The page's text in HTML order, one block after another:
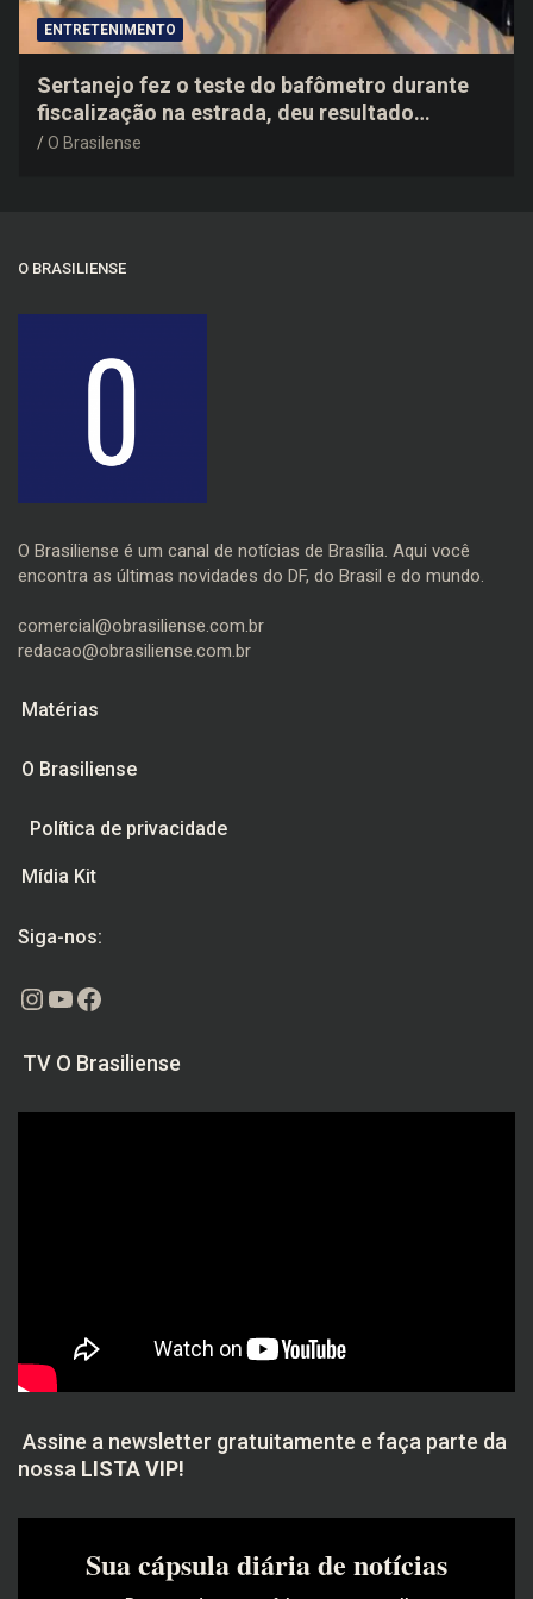
ENTRETENIMENTO
Sertanejo fez o teste do bafômetro durante
fiscalização na estrada, deu resultado
negativo e elogiou o trabalho dos agentes de
O Brasilense
O BRASILIENSE
O Brasiliense é um canal de notícias de Brasília. Aqui você
encontra as últimas novidades do DF, do Brasil e do mundo.
comercial@obrasiliense.com.br
redacao@obrasiliense.com.br
Matérias
O Brasiliense
Política de privacidade
Mídia Kit
Siga-nos:
Instagram
Youtube
Facebook
TV O Brasiliense
Assine a newsletter gratuitamente e faça parte da
nossa LISTA VIP!
Sua cápsula diária de notícias